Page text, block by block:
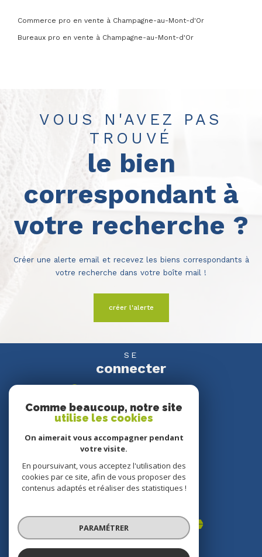
Commerce pro en vente à Champagne-au-Mont-d'Or
Bureaux pro en vente à Champagne-au-Mont-d'Or
VOUS N'AVEZ PAS
TROUVÉ
le bien
correspondant à
votre recherche ?
Créer une alerte email et recevez les biens correspondants à
votre recherche dans votre boîte mail !
créer l'alerte
SE
connecter
espace propriétaire
NOUS
NOUS
adhérons
Comme beaucoup, notre site
utilise les cookies
On aimerait vous accompagner pendant
votre visite.
En poursuivant, vous acceptez l'utilisation des
cookies par ce site, afin de vous proposer des
contenus adaptés et réaliser des statistiques !
PARAMÉTRER